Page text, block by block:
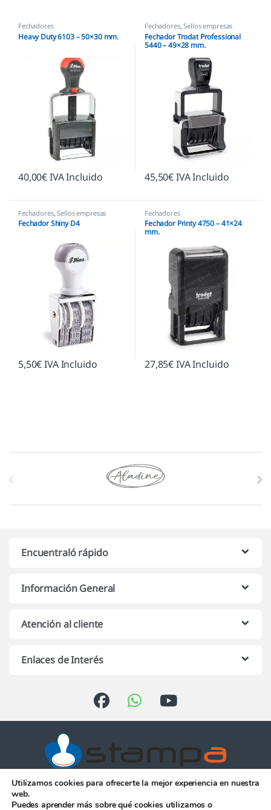
Fechadores
Heavy Duty 6103 – 50×30 mm.
40,00€IVA Incluido
Fechadores,Sellos empresas
Fechador Trodat Professional
5440 – 49×28 mm.
45,50€IVA Incluido
Fechadores,Sellos empresas
Fechador Shiny D4
5,50€IVA Incluido
Fechadores
Fechador Printy 4750 – 41×24
mm.
27,85€IVA Incluido
Marcas De Carrusel
Encuentraló rápido
Información General
Atención al cliente
Enlaces de Interés
Atención telefónica de 10:00 h.
a 13:00 h. de Lunes a Viernes
Utilizamos cookies para ofrecerte la mejor experiencia en nuestra
web.
Puedes aprender más sobre qué cookies utilizamos o